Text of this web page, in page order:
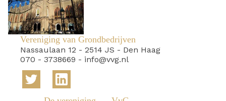
Vereniging van Grondbedrijven
Nassaulaan 12 - 2514 JS - Den Haag
070 - 3738669 - info@vvg.nl